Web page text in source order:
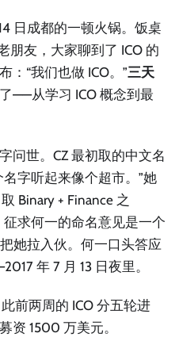
日成都的一顿火锅。饭桌
朋友，大家聊到了 ICO 的
：“我们也做 ICO。”三天
——从学习 ICO 概念到最
问世。CZ 最初取的中文名
字听起来像个超市。”她
Binary + Finance 之
求何一的命名意见是一个
她拉入伙。何一口头答应
年 7 月 13 日夜里。
前两周的 ICO 分五轮进
资 1500 万美元。